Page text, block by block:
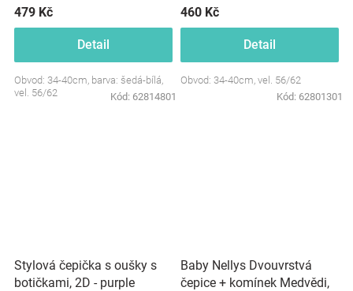
479 Kč
Detail
Obvod: 34-40cm, barva: šedá-bílá,
vel. 56/62
Kód: 62814801
460 Kč
Detail
Obvod: 34-40cm, vel. 56/62
Kód: 62801301
Stylová čepička s oušky s
botičkami, 2D - purple
Baby Nellys Dvouvrstvá
čepice + komínek Medvědi,